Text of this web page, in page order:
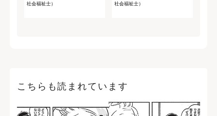
社会福祉士）
社会福祉士）
こちらも読まれています